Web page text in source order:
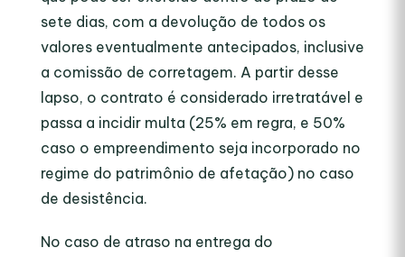
sete dias, com a devolução de todos os
valores eventualmente antecipados, inclusive
a comissão de corretagem. A partir desse
lapso, o contrato é considerado irretratável e
passa a incidir multa (25% em regra, e 50%
caso o empreendimento seja incorporado no
regime do patrimônio de afetação) no caso
de desistência.
No caso de atraso na entrega do